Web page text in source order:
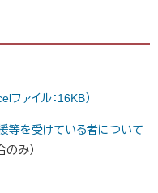
ファイル：16KB）
等を受けている者について
のみ）